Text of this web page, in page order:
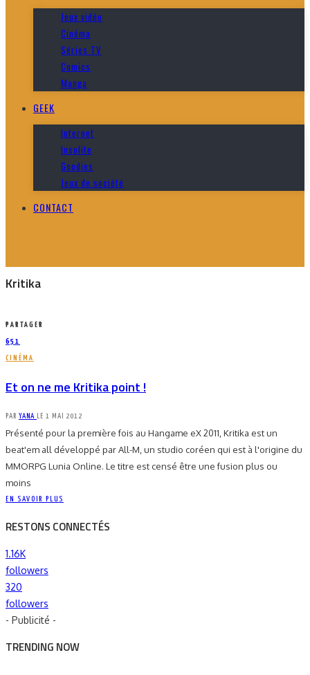
Jeux vidéo
Cinéma
Séries TV
Comics
Manga
GEEK
Internet
Insolite
Goodies
Jeux de société
CONTACT
Kritika
PARTAGER
651
CINÉMA
Et on ne me Kritika point !
PAR YANA LE 1 MAI 2012
Présenté pour la première fois au Hangame eX 2011, Kritika est un
beat'em all développé par All-M, un studio coréen qui est à l'origine du
MMORPG Lunia Online. Le titre est censé être une fusion plus ou
moins
EN SAVOIR PLUS
RESTONS CONNECTÉS
1.16K
followers
320
followers
- Publicité -
TRENDING NOW